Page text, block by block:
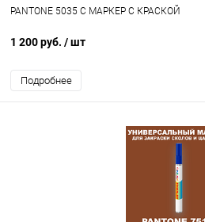
PANTONE 5035 C МАРКЕР С КРАСКОЙ
1 200 руб. / шт
Подробнее